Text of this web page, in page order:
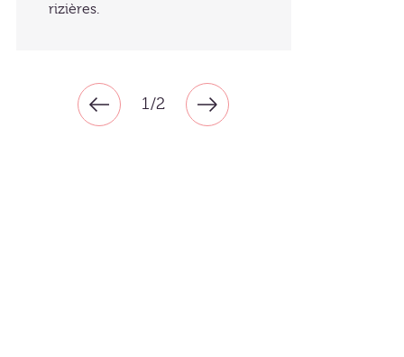
rizières.
1/2